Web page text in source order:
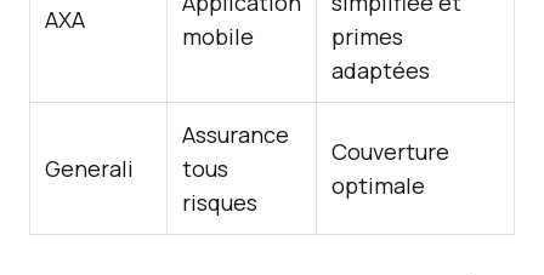
AXA
mobile
primes
adaptées
Generali
Assurance
tous
risques
Couverture
optimale